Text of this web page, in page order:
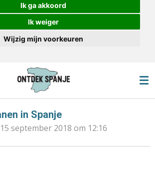
Ik ga akkoord
Ik weiger
Wijzig mijn voorkeuren
in Spanje
september 2018 om 12:16